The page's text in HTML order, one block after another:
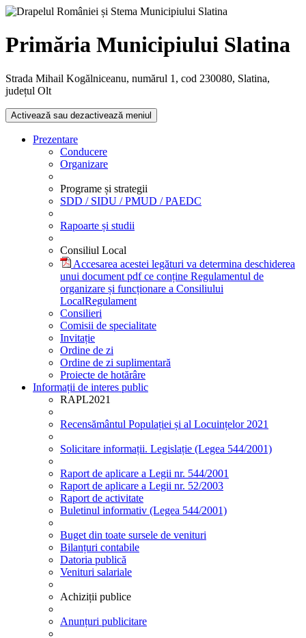
Primăria Municipiului Slatina
Strada Mihail Kogălniceanu, numărul 1, cod 230080, Slatina,
județul Olt
Activează sau dezactivează meniul
Prezentare
Conducere
Organizare
Programe și strategii
SDD / SIDU / PMUD / PAEDC
Rapoarte și studii
Consiliul Local
Accesarea acestei legături va determina deschiderea
unui document pdf ce conține Regulamentul de
organizare și funcționare a Consiliului
LocalRegulament
Consilieri
Comisii de specialitate
Invitație
Ordine de zi
Ordine de zi suplimentară
Proiecte de hotărâre
Informații de interes public
RAPL2021
Recensământul Populației și al Locuințelor 2021
Solicitare informații. Legislație (Legea 544/2001)
Raport de aplicare a Legii nr. 544/2001
Raport de aplicare a Legii nr. 52/2003
Raport de activitate
Buletinul informativ (Legea 544/2001)
Buget din toate sursele de venituri
Bilanțuri contabile
Datoria publică
Venituri salariale
Achiziții publice
Anunțuri publicitare